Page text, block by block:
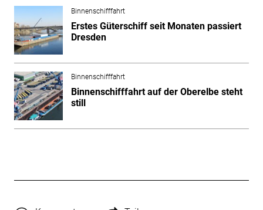
Binnenschifffahrt
Erstes Güterschiff seit Monaten passiert
Dresden
Binnenschifffahrt
Binnenschifffahrt auf der Oberelbe steht
still